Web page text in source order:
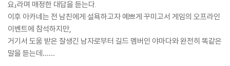
요」라며 매정한 대답을 듣는다.
이후 아카네는 전 남친에게 설욕하고자 예쁘게 꾸미고서 게임의 오프라인
이벤트에 참석하지만,
거기서 도움 받은 잘생긴 남자로부터 길드 멤버인 야마다와 완전히 똑같은
말을 듣는데……